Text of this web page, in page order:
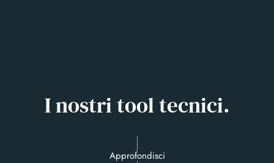
I nostri tool tecnici.
Approfondisci